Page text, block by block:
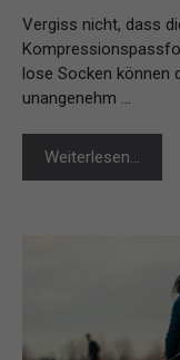
Vergiss nicht, dass
lose Socken können
unangenehm …
Weiterlesen…